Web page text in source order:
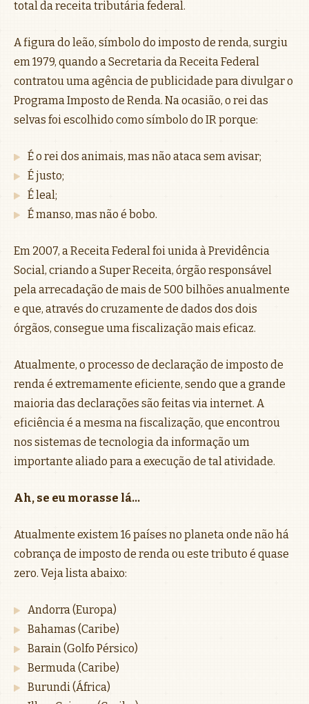
total da receita tributária federal.
A figura do leão, símbolo do imposto de renda, surgiu
em 1979, quando a Secretaria da Receita Federal
contratou uma agência de publicidade para divulgar o
Programa Imposto de Renda. Na ocasião, o rei das
selvas foi escolhido como símbolo do IR porque:
É o rei dos animais, mas não ataca sem avisar;
É justo;
É leal;
É manso, mas não é bobo.
Em 2007, a Receita Federal foi unida à Previdência
Social, criando a Super Receita, órgão responsável
pela arrecadação de mais de 500 bilhões anualmente
e que, através do cruzamente de dados dos dois
órgãos, consegue uma fiscalização mais eficaz.
Atualmente, o processo de declaração de imposto de
renda é extremamente eficiente, sendo que a grande
maioria das declarações são feitas via internet. A
eficiência é a mesma na fiscalização, que encontrou
nos sistemas de tecnologia da informação um
importante aliado para a execução de tal atividade.
Ah, se eu morasse lá…
Atualmente existem 16 países no planeta onde não há
cobrança de imposto de renda ou este tributo é quase
zero. Veja lista abaixo:
Andorra (Europa)
Bahamas (Caribe)
Barain (Golfo Pérsico)
Bermuda (Caribe)
Burundi (África)